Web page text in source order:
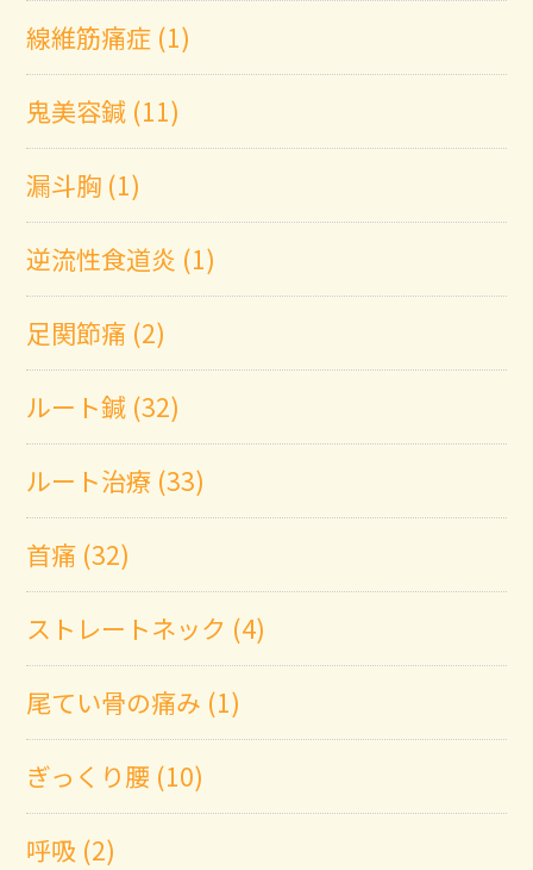
線維筋痛症 (1)
鬼美容鍼 (11)
漏斗胸 (1)
逆流性食道炎 (1)
足関節痛 (2)
ルート鍼 (32)
ルート治療 (33)
首痛 (32)
ストレートネック (4)
尾てい骨の痛み (1)
ぎっくり腰 (10)
呼吸 (2)